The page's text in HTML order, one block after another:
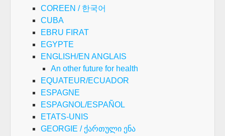
COREEN / 한국어
CUBA
EBRU FIRAT
EGYPTE
ENGLISH/EN ANGLAIS
An other future for health
EQUATEUR/ECUADOR
ESPAGNE
ESPAGNOL/ESPAÑOL
ETATS-UNIS
GEORGIE / ქართული ენა